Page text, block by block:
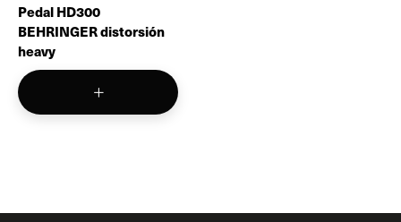
Pedal HD300
BEHRINGER distorsión
heavy